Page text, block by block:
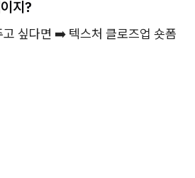
지?
고 싶다면 ➡️ 텍스처 클로즈업 숏폼